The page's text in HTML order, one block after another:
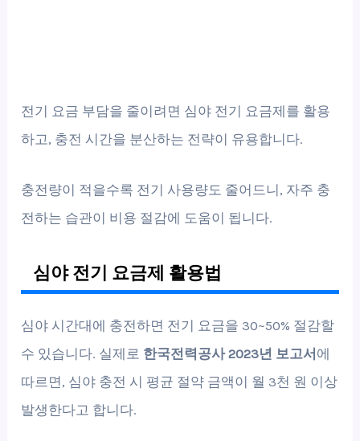
전기 요금 부담을 줄이려면 심야 전기 요금제를 활용
하고, 충전 시간을 분산하는 전략이 유용합니다.
충전량이 적을수록 전기 사용량도 줄어드니, 자주 충
전하는 습관이 비용 절감에 도움이 됩니다.
심야 전기 요금제 활용법
심야 시간대에 충전하면 전기 요금을 30~50% 절감할
수 있습니다. 실제로 한국전력공사 2023년 보고서에
따르면, 심야 충전 시 평균 절약 금액이 월 3천 원 이상
발생한다고 합니다.